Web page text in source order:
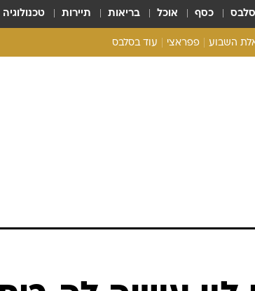
סלבס כסף אוכל בריאות תיירות טכנולוגיה
השבוע פפראצי עוד בסלבס